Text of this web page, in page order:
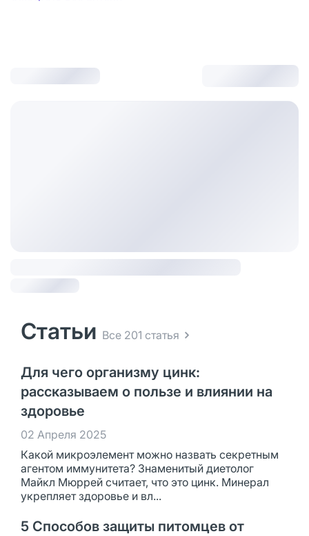
Статьи Все 201 статья
Для чего организму цинк:
рассказываем о пользе и влиянии на
здоровье
02 Апреля 2025
Какой микроэлемент можно назвать секретным
агентом иммунитета? Знаменитый диетолог
Майкл Мюррей считает, что это цинк. Минерал
укрепляет здоровье и вл...
5 Способов защиты питомцев от